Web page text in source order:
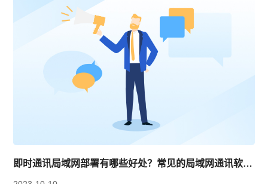
即时通讯局域网部署有哪些好处？常见的局域网通讯软件有哪些？